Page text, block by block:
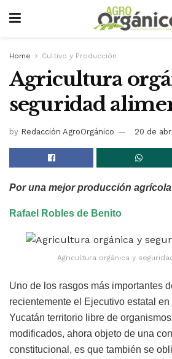
Home Cultivo y Producción
Agricultura
seguridad
by Redacción AgroOrgánico 20 de
Por una mejor producción agrícola
Rafael Robles de Benito
Agricultura orgánica y
Uno de los rasgos más importantes
recientemente el Ejecutivo estatal
Yucatán territorio libre de
modificados, ahora objeto de una
constitucional, es que también se